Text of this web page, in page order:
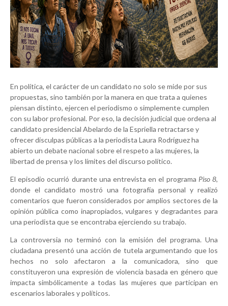
En política, el carácter de un candidato no solo se mide por sus
propuestas, sino también por la manera en que trata a quienes
piensan distinto, ejercen el periodismo o simplemente cumplen
con su labor profesional. Por eso, la decisión judicial que ordena al
candidato presidencial Abelardo de la Espriella retractarse y
ofrecer disculpas públicas a la periodista Laura Rodríguez ha
abierto un debate nacional sobre el respeto a las mujeres, la
libertad de prensa y los límites del discurso político.
El episodio ocurrió durante una entrevista en el programa Piso 8,
donde el candidato mostró una fotografía personal y realizó
comentarios que fueron considerados por amplios sectores de la
opinión pública como inapropiados, vulgares y degradantes para
una periodista que se encontraba ejerciendo su trabajo.
La controversia no terminó con la emisión del programa. Una
ciudadana presentó una acción de tutela argumentando que los
hechos no solo afectaron a la comunicadora, sino que
constituyeron una expresión de violencia basada en género que
impacta simbólicamente a todas las mujeres que participan en
escenarios laborales y políticos.